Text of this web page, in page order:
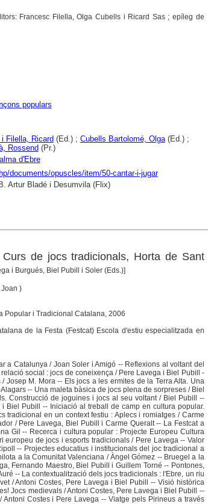
Francesc Filella, Olga Cubells i Ricard Sas ; epíleg de
populars
Filella, Ricard(Ed.) ; Cubells Bartolomé, Olga(Ed.) ;
Rossend(Pr.)
d'Ebre
documents/opuscles/item/50-cantar-i-jugar
Artur Bladé i Desumvila (Flix)
de jocs tradicionals, Horta de Sant
i Burgués, Biel Pubill i Soler (Eds.)]
)
Popular i Tradicional Catalana, 2006
de la Festa (Festcat) Escola d'estiu especialitzada en
a Catalunya / Joan Soler i Amigó -- Reflexions al voltant del
social : jocs de coneixença / Pere Lavega i Biel Pubill -
M. Mora -- Els jocs a les ermites de la Terra Alta. Una
-- Una maleta bàsica de jocs plena de sorpreses / Biel
Construcció de joguines i jocs al seu voltant / Biel Pubill --
Biel Pubill -- Iniciació al treball de camp en cultura popular.
tradicional en un context festiu : Aplecs i romiatges / Carme
/ Pere Lavega, Biel Pubill i Carme Queralt -- La Festcat a
Gil -- Recerca i cultura popular : Projecte Europeu Cultura
europeu de jocs i esports tradicionals / Pere Lavega -- Valor
-- Projectes educatius i institucionals del joc tradicional a
a la Comunitat Valenciana / Àngel Gómez -- Bruegel a la
Fernando Maestro, Biel Pubill i Guillem Torné -- Pontones,
-- La contextualització dels jocs tradicionals : l'Ebre, un riu
/ Antoni Costes, Pere Lavega i Biel Pubill -- Visió històrica
Jocs medievals / Antoni Costes, Pere Lavega i Biel Pubill --
Costes i Pere Lavega -- Viatge pels Pirineus a través